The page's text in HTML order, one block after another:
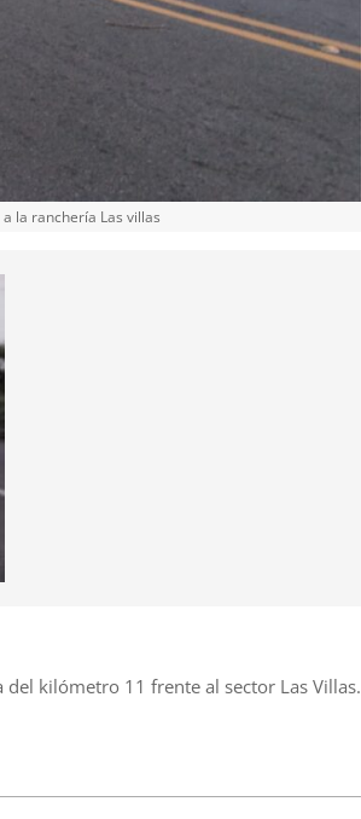
la ranchería Las villas
del kilómetro 11 frente al sector Las Villas.